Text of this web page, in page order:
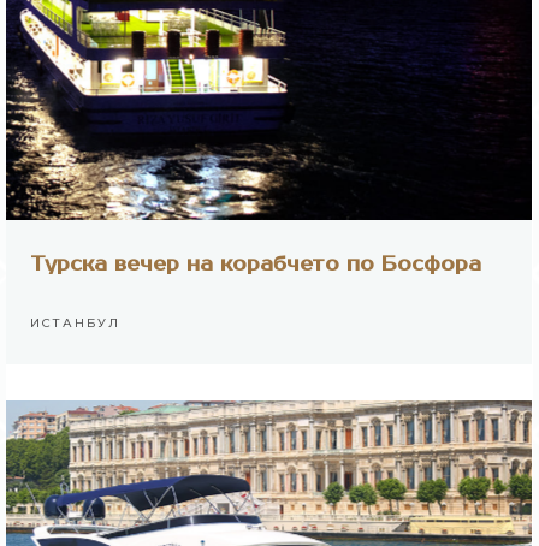
Турска вечер на корабчето по Босфора
ИСТАНБУЛ